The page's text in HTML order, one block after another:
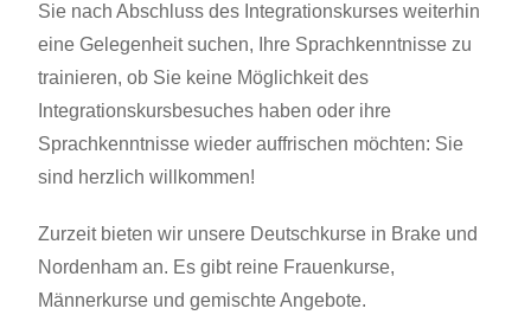
Sie nach Abschluss des Integrationskurses weiterhin
eine Gelegenheit suchen, Ihre Sprachkenntnisse zu
trainieren, ob Sie keine Möglichkeit des
Integrationskursbesuches haben oder ihre
Sprachkenntnisse wieder auffrischen möchten: Sie
sind herzlich willkommen!
Zurzeit bieten wir unsere Deutschkurse in Brake und
Nordenham an. Es gibt reine Frauenkurse,
Männerkurse und gemischte Angebote.